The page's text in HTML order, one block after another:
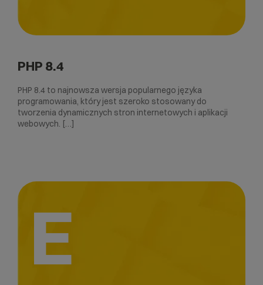
PHP 8.4
PHP 8.4 to najnowsza wersja popularnego języka
programowania, który jest szeroko stosowany do
tworzenia dynamicznych stron internetowych i aplikacji
webowych. […]
E